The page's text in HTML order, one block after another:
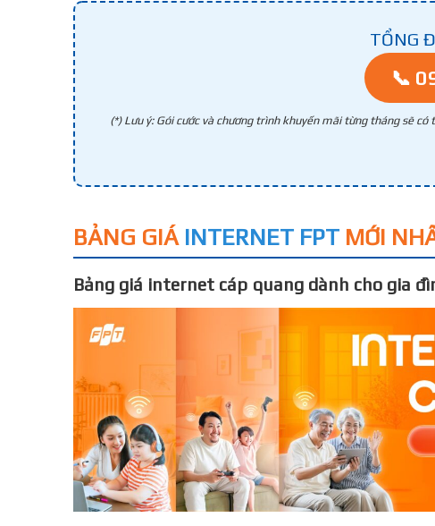
TỔNG
📞
(*) Lưu ý: Gói cước và chương trình khuyến mãi từng tháng sẽ
BẢNG GIÁ INTERNET FPT MỚI
Bảng giá internet cáp quang dành cho gia